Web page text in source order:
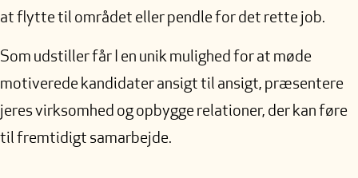
at flytte til området eller pendle for det rette job.
Som udstiller får I en unik mulighed for at møde
motiverede kandidater ansigt til ansigt, præsentere
jeres virksomhed og opbygge relationer, der kan føre
til fremtidigt samarbejde.